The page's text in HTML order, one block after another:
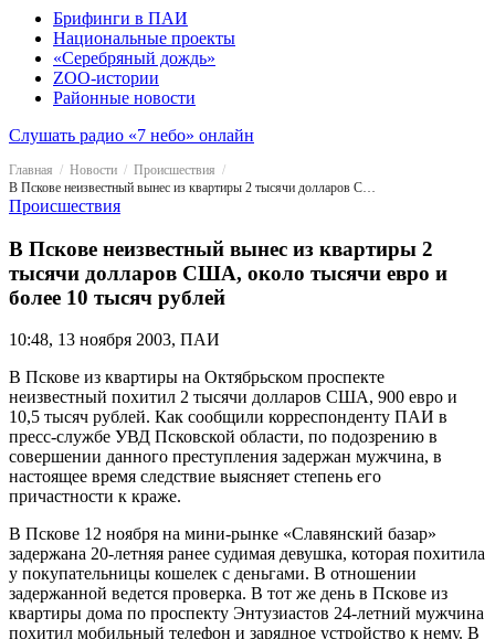
Брифинги в ПАИ
Национальные проекты
«Серебряный дождь»
ZOO-истории
Районные новости
Слушать радио «7 небо» онлайн
Главная Новости
Происшествия
В Пскове неизвестный вынес из квартиры 2 тысячи долларов США, около тысячи евро и более 10 тысяч рублей
Происшествия
В Пскове неизвестный вынес из квартиры 2
тысячи долларов США, около тысячи евро и
более 10 тысяч рублей
10:48, 13 ноября 2003, ПАИ
В Пскове из квартиры на Октябрьском проспекте
неизвестный похитил 2 тысячи долларов США, 900 евро и
10,5 тысяч рублей. Как сообщили корреспонденту ПАИ в
пресс-службе УВД Псковской области, по подозрению в
совершении данного преступления задержан мужчина, в
настоящее время следствие выясняет степень его
причастности к краже.
В Пскове 12 ноября на мини-рынке «Славянский базар»
задержана 20-летняя ранее судимая девушка, которая похитила
у покупательницы кошелек с деньгами. В отношении
задержанной ведется проверка. В тот же день в Пскове из
квартиры дома по проспекту Энтузиастов 24-летний мужчина
похитил мобильный телефон и зарядное устройство к нему. В